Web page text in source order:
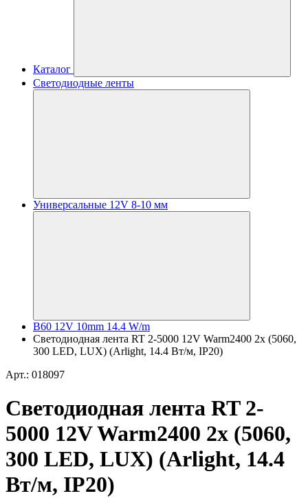
Каталог
Светодиодные ленты
Универсальные 12V 8-10 мм
B60 12V 10mm 14.4 W/m
Светодиодная лента RT 2-5000 12V Warm2400 2x (5060,
300 LED, LUX) (Arlight, 14.4 Вт/м, IP20)
Арт.: 018097
Светодиодная лента RT 2-
5000 12V Warm2400 2x (5060,
300 LED, LUX) (Arlight, 14.4
Вт/м, IP20)